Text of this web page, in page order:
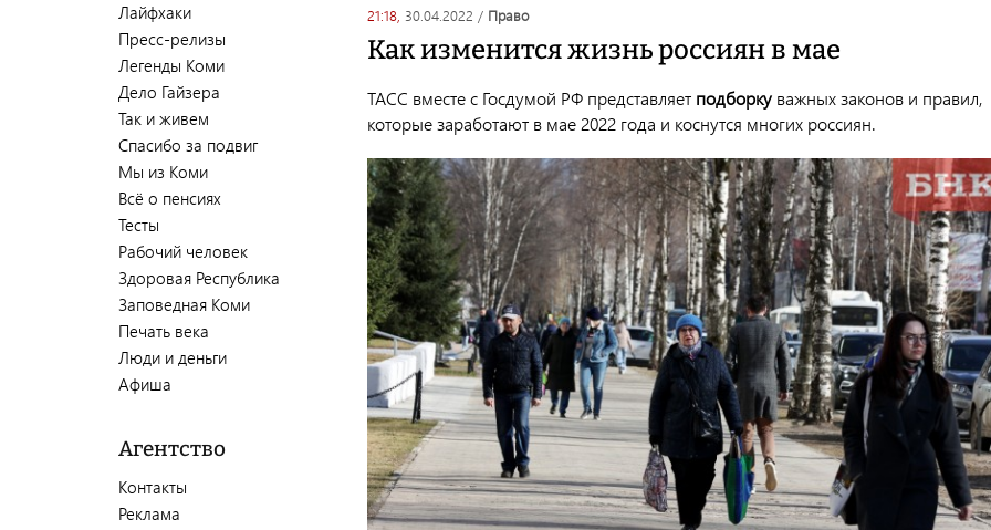
Лайфхаки
Пресс-релизы
Легенды Коми
Дело Гайзера
Так и живем
Спасибо за подвиг
Мы из Коми
Всё о пенсиях
Тесты
Рабочий человек
Здоровая Республика
Заповедная Коми
Печать века
Люди и деньги
Афиша
Агентство
Контакты
Реклама
21:18, 30.04.2022 / право
Как изменится жизнь россиян в мае
ТАСС вместе с Госдумой РФ представляет подборкуважных законов и правил,
которые заработают в мае 2022 года и коснутся многих россиян.